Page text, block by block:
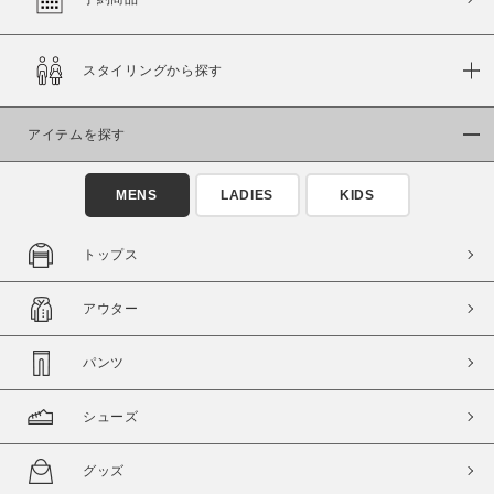
価格
～
商品タイプ
通常商品 予約商品
在庫
在庫あり 在庫なし含む
スタイリングから探す
アイテムを探す
MENS LADIES KIDS
トップス
アウター
パンツ
シューズ
グッズ